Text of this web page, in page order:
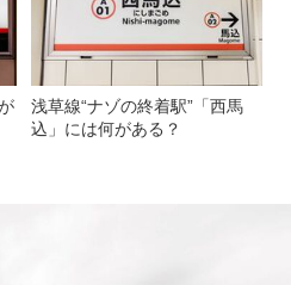
浅草線“ナゾの終着駅”「西馬
込」には何がある？